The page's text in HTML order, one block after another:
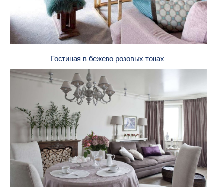
Гостиная в бежево розовых тонах